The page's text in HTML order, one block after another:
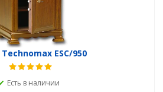
ESC/950
Есть в наличии